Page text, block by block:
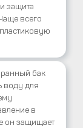
защита
всего
бак
воду для
в
он защищает